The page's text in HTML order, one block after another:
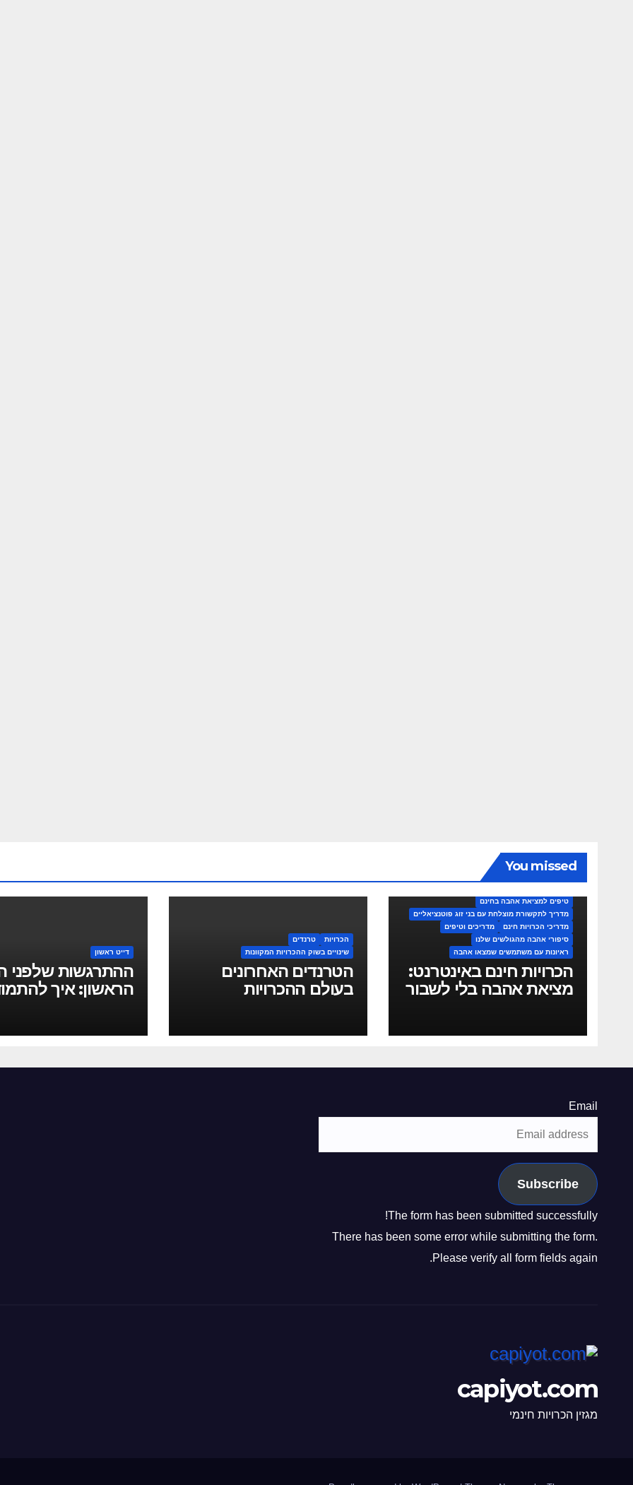
You missed
איך לכתוב פרופיל הכרויות מנצח
אתרי הכרויות חינמיים מומלצים
טיפים למציאת אהבה בחינם
מדריך לתקשורת מוצלחת עם בני זוג פוטנציאליים
מדריכי הכרויות חינם
מדריכים וטיפים
סיפורי אהבה מהגולשים שלנו
ראיונות עם משתמשים שמצאו אהבה
הכרויות חינם באינטרנט:
מציאת אהבה בלי לשבור
הכרויות
טרנדים
שינויים בשוק ההכרויות המקוונות
הטרנדים האחרונים
בעולם ההכרויות
דייט ראשון
ההתרגשות שלפני
הראשון: איך
Email
Subscribe
The form has been submitted successfully!
There has been some error while submitting the form.
Please verify all form fields again.
capiyot.com
מגזין הכרויות חינמי